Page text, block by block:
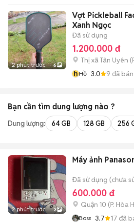
2 phút trước 6
Vợt Pickleball
Xanh Ngọc
Đã sử dụng
1.200.000 đ
Thị xã Tân Uyên (
hHồ 3.0 9 đã bán
Bạn cần tìm dung lượng nào ?
Dung lượng: 64 GB 128 GB 256
2 phút trước 3
Máy ảnh
Đã sử dụng (chưa
600.000 đ
Quận 10 (P. Hòa
Boss 3.7 17 đã